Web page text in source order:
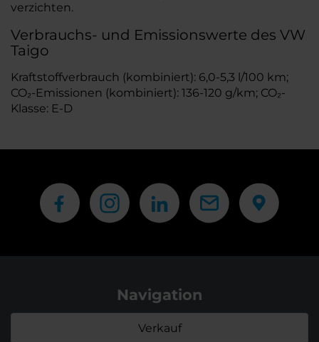
verzichten.
Verbrauchs- und Emissionswerte des VW
Taigo
Kraftstoffverbrauch (kombiniert): 6,0-5,3 l/100 km;
CO₂-Emissionen (kombiniert): 136-120 g/km; CO₂-
Klasse: E-D
Navigation
Verkauf